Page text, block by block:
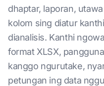
dhaptar, laporan,
kolom sing diatur
dianalisis. Kanthi
format XLSX,
kanggo ngurutake,
petungan ing data